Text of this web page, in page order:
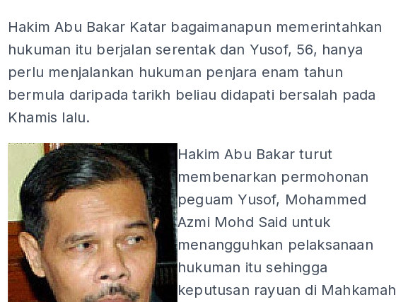
Hakim Abu Bakar Katar bagaimanapun memerintahkan
hukuman itu berjalan serentak dan Yusof, 56, hanya
perlu menjalankan hukuman penjara enam tahun
bermula daripada tarikh beliau didapati bersalah pada
Khamis lalu.
Hakim Abu Bakar turut
membenarkan permohonan
peguam Yusof, Mohammed
Azmi Mohd Said untuk
menangguhkan pelaksanaan
hukuman itu sehingga
keputusan rayuan di Mahkamah